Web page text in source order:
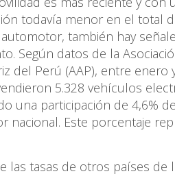
todavía menor en el total
también hay
Según datos de la
del Perú (AAP), entre enero
5.328 vehículos
una participación de 4,6%
nacional. Este porcentaje
tasas de otros países de